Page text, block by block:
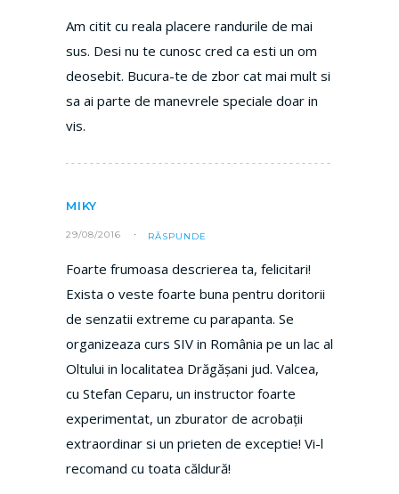
Am citit cu reala placere randurile de mai
sus. Desi nu te cunosc cred ca esti un om
deosebit. Bucura-te de zbor cat mai mult si
sa ai parte de manevrele speciale doar in
vis.
MIKY
29/08/2016 RĂSPUNDE
Foarte frumoasa descrierea ta, felicitari!
Exista o veste foarte buna pentru doritorii
de senzatii extreme cu parapanta. Se
organizeaza curs SIV in România pe un lac al
Oltului in localitatea Drăgășani jud. Valcea,
cu Stefan Ceparu, un instructor foarte
experimentat, un zburator de acrobații
extraordinar si un prieten de exceptie! Vi-l
recomand cu toata căldură!